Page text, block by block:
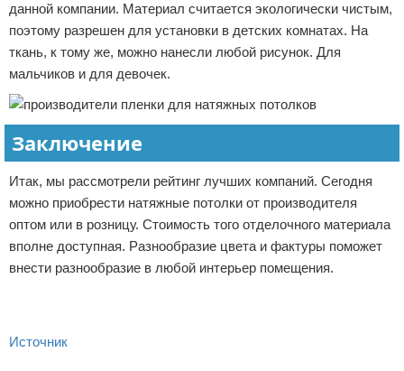
данной компании. Материал считается экологически чистым,
поэтому разрешен для установки в детских комнатах. На
ткань, к тому же, можно нанесли любой рисунок. Для
мальчиков и для девочек.
Заключение
Итак, мы рассмотрели рейтинг лучших компаний. Сегодня
можно приобрести натяжные потолки от производителя
оптом или в розницу. Стоимость того отделочного материала
вполне доступная. Разнообразие цвета и фактуры поможет
внести разнообразие в любой интерьер помещения.
Источник